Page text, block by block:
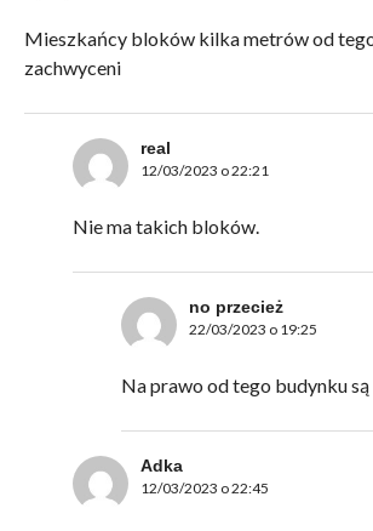
Mieszkańcy bloków kilka metrów od
zachwyceni
real
12/03/2023 o 22:21
Nie ma takich bloków.
no przecież
22/03/2023 o 19:25
Na prawo od tego budynku są
Adka
12/03/2023 o 22:45